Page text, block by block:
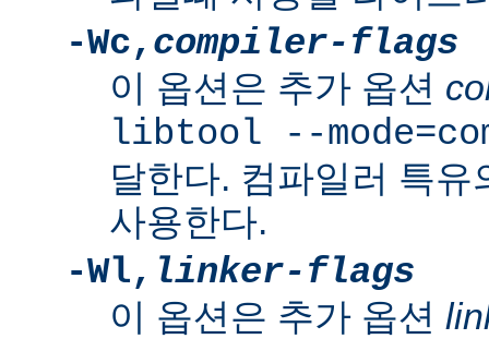
-Wc, compiler-flags
이 옵션은 추가 옵션
libtool --
달한다. 컴파일러 특
사용한다.
-Wl, linker-flags
이 옵션은 추가 옵션